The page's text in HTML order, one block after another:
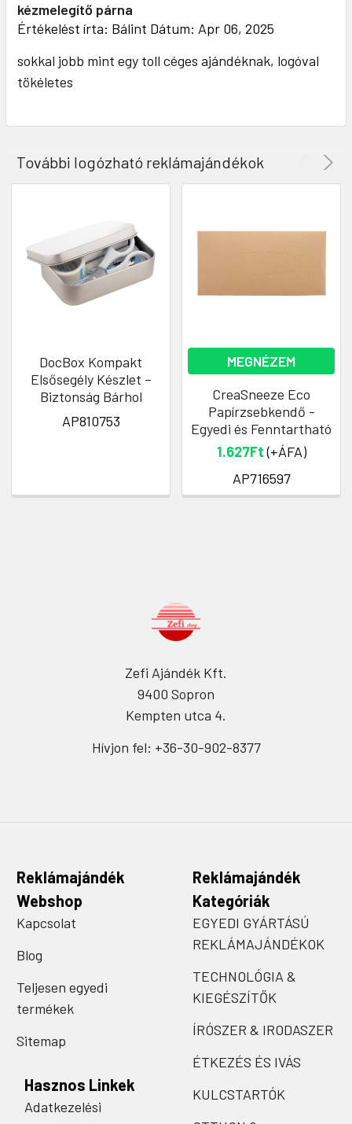
kézmelegítő párna
Értékelést írta: Bálint Dátum: Apr 06, 2025
sokkal jobb mint egy toll céges ajándéknak, logóval
tökéletes
További logózható reklámajándékok
DocBox Kompakt
Elsősegély Készlet –
Biztonság Bárhol
AP810753
MEGNÉZEM
CreaSneeze Eco
Papírzsebkendő -
Egyedi és Fenntartható
1.627Ft(+ÁFA)
AP716597
Zefi Ajándék Kft.
9400 Sopron
Kempten utca 4.
Hívjon fel: +36-30-902-8377
Reklámajándék
Webshop
Kapcsolat
Blog
Teljesen egyedi
termékek
Sitemap
Hasznos Linkek
Adatkezelési
Reklámajándék
Kategóriák
EGYEDI GYÁRTÁSÚ
REKLÁMAJÁNDÉKOK
TECHNOLÓGIA &
KIEGÉSZÍTŐK
ÍRÓSZER & IRODASZER
ÉTKEZÉS ÉS IVÁS
KULCSTARTÓK